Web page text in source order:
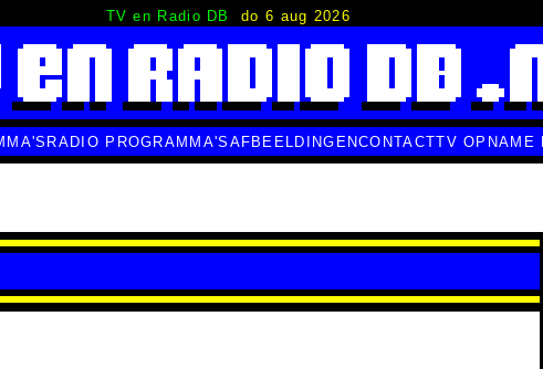
TV en Radio DB do 6 aug 2026
RADIO PROGRAMMA'S AFBEELDINGENCONTACTTV OPNAME